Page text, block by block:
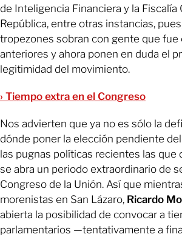
de Inteligencia Financiera y la Fiscalía
República, entre otras instancias,
tropezones sobran con gente que fue
anteriores y ahora ponen en duda el
legitimidad del movimiento.
› Tiempo extra en el Congreso
Nos advierten que ya no es sólo la
dónde poner la elección pendiente
las pugnas políticas recientes las que
se abra un periodo extraordinario de
Congreso de la Unión. Así que
morenistas en San Lázaro, Ricardo
abierta la posibilidad de convocar a
parlamentarios —tentativamente a